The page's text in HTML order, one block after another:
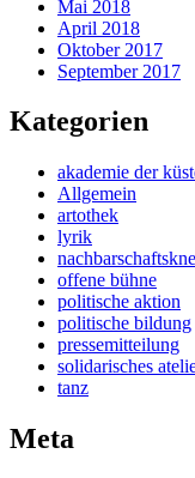
Mai 2018
April 2018
Oktober 2017
September 2017
Kategorien
akademie der
Allgemein
artothek
lyrik
offene bühne
politische aktion
politische bildung
pressemitteilung
solidarisches
tanz
Meta